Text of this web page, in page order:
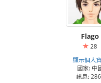
Flago
28
顯示個人
國家: 中
訊息: